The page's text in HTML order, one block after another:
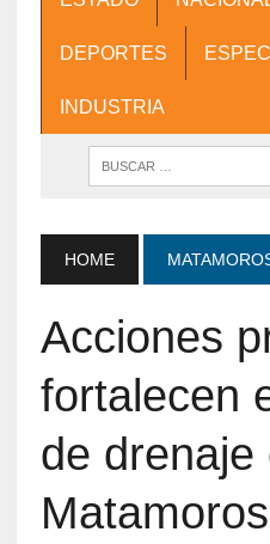
DEPORTES
INDUSTRIA
HOME
Acciones
fortalecen
de drenaje